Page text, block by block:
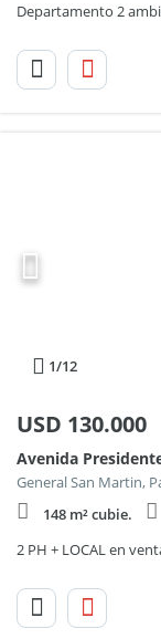
Departamento 2
1/12
USD 130.000
General San Martin,
148 m² cubie.
2 PH + LOCAL en